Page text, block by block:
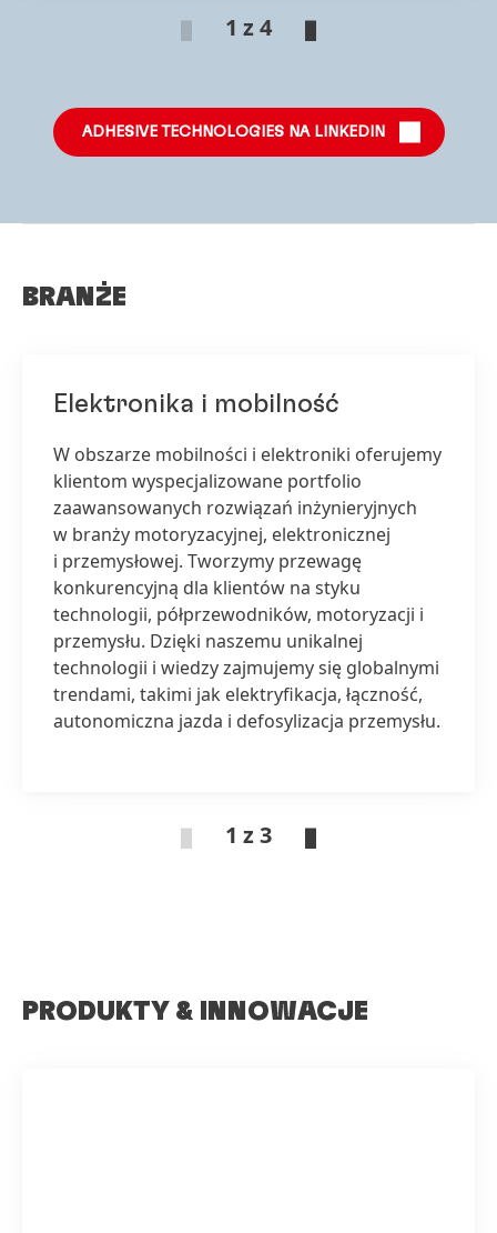
1 z 4
ADHESIVE TECHNOLOGIES NA LINKEDIN
BRANŻE
Elektronika i mobilność
W obszarze mobilności i elektroniki oferujemy
klientom wyspecjalizowane portfolio
zaawansowanych rozwiązań inżynieryjnych
w branży motoryzacyjnej, elektronicznej
i przemysłowej. Tworzymy przewagę
konkurencyjną dla klientów na styku
technologii, półprzewodników, motoryzacji i
przemysłu. Dzięki naszemu unikalnej
technologii i wiedzy zajmujemy się globalnymi
trendami, takimi jak elektryfikacja, łączność,
autonomiczna jazda i defosylizacja przemysłu.
1 z 3
PRODUKTY & INNOWACJE